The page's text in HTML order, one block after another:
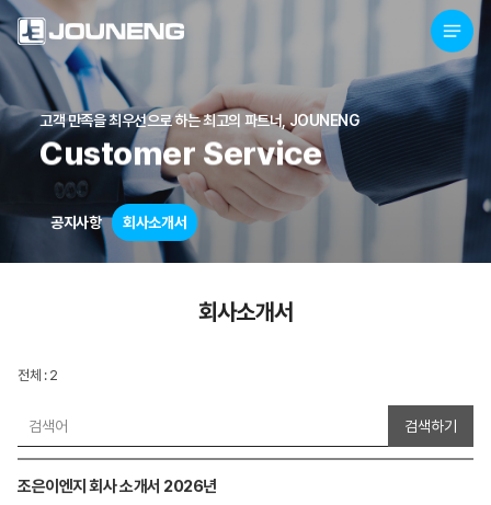
고객 만족을 최우선으로 하는 최고의 파트너, JOUNENG
Customer Service
공지사항 회사소개서
회사소개서
전체 : 2
검색하기
조은이엔지 회사 소개서 2026년